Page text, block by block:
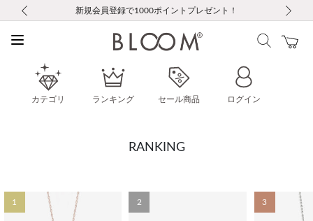
お修理・アフターサービスのご案内
【重要】令和８年熊本地震に伴う集配への影響について
【重要】ギフトラッピング料金改定および仕様変更のお知らせ
【重要】夏季休業の営業についてのご案内
税込5,500円以上で送料無料｜最短24時間以内に発送
新規会員登録で1000ポイントプレゼント！
新規LINE友だち登録で500円クーポンプレゼント
会員限定！レビュー投稿で100ポイントプレゼント
お修理・アフターサービスのご案内
【重要】令和８年熊本地震に伴う集配への影響について
カテゴリ ランキング セール商品 ログイン
RANKING
1 2 3